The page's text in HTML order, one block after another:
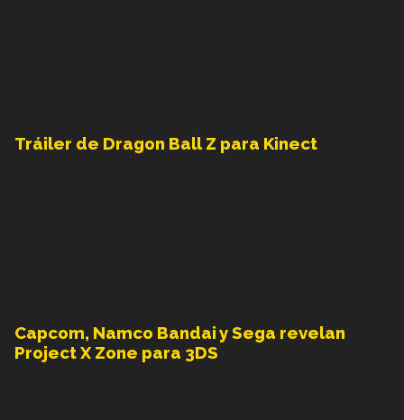
Tráiler de Dragon Ball Z para Kinect
Capcom, Namco Bandai y Sega revelan
Project X Zone para 3DS